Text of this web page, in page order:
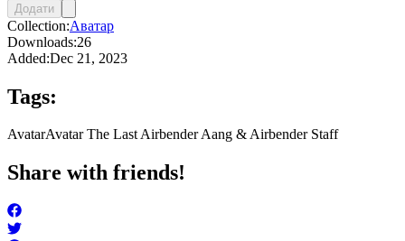
Додати
Collection:Аватар
Downloads:26
Added:Dec 21, 2023
Tags:
AvatarAvatar The Last Airbender Aang & Airbender Staff
Share with friends!